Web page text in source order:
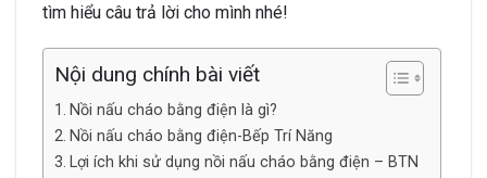
tìm hiểu câu trả lời cho mình nhé!
Nội dung chính bài viết
Nồi nấu cháo bằng điện là gì?
Nồi nấu cháo bằng điện-Bếp Trí Năng
Lợi ích khi sử dụng nồi nấu cháo bằng điện – BTN